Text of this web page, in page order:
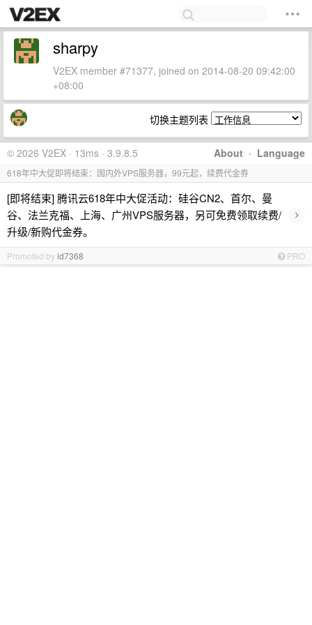
sharpy
V2EX member #71377, joined on 2014-08-20 09:42:00
+08:00
切换主题列表
About · Language
© 2026 V2EX · 13ms · 3.9.8.5
618年中大促即将结束：国内外VPS服务器，99元起，续费代金券
[即将结束] 腾讯云618年中大促活动：硅谷CN2、首尔、曼
谷、法兰克福、上海、广州VPS服务器，另可免费领取续费/
升级/新购代金券。
›
Promoted byid7368 PRO